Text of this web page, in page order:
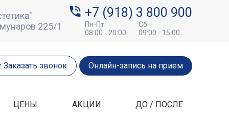
225/1
+7 (918) 3 800 900
Пн-Пт:
08:00 - 20:00
Сб:
09:00 - 15:00
Заказать звонок Онлайн-запись на прием
ЦЕНЫ АКЦИИ ДО / ПОСЛЕ